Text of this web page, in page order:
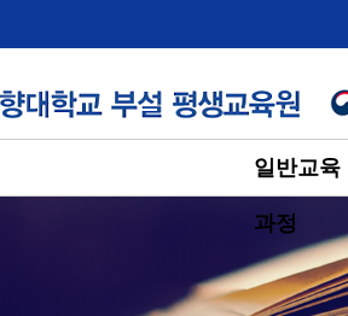
일반교육
과정